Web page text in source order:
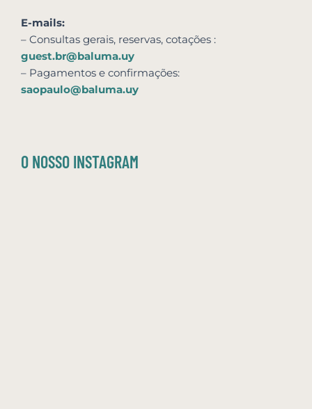
E-mails:
– Consultas gerais, reservas, cotações :
guest.br@baluma.uy
– Pagamentos e confirmações:
saopaulo@baluma.uy
O NOSSO INSTAGRAM